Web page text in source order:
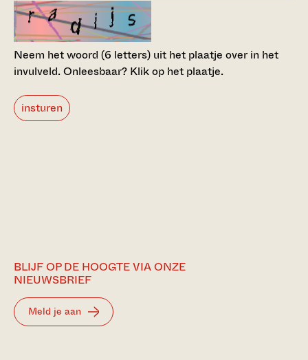
Neem het woord (6 letters) uit het plaatje over in het
invulveld.Onleesbaar? Klik op het plaatje.
insturen
BLIJF OP DE HOOGTE VIA ONZE
NIEUWSBRIEF
Meld je aan